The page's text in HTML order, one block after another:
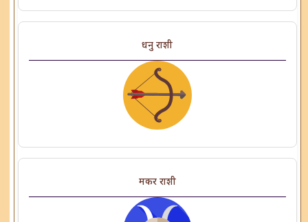
धनु राशी
मकर राशी